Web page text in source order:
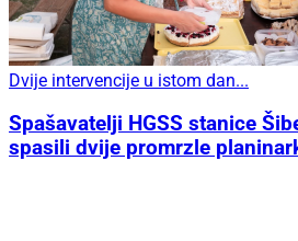
Dvije intervencije u istom dan...
Spašavatelji HGSS stanice
spasili dvije promrzle